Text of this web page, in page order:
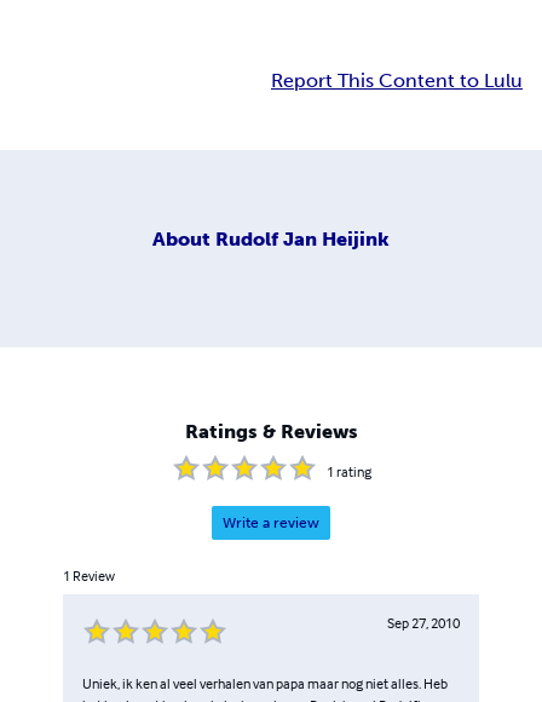
Report This Content to Lulu
About Rudolf Jan Heijink
Ratings & Reviews
1 rating
Write a review
1 Review
Sep 27, 2010
Uniek, ik ken al veel verhalen van papa maar nog niet alles. Heb